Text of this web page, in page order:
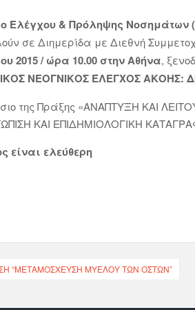
Ελέγχου & Πρόληψης
σε Διημερίδα με Διεθνή
2015 / ώρα 10.00 στην Αθήνα,
ΝΕΟΓΝΙΚΟΣ ΈΛΕΓΧΟΣ ΑΚΟΗΣ:
της Πράξης «ΑΝΑΠΤΥΞΗ ΚΑΙ
ΚΑΙ ΕΠΙΔΗΜΙΟΛΟΓΙΚΗ
είναι ελεύθερη
“ΜΕΤΑΜΌΣΧΕΥΣΗ ΜΥΕΛΟΎ ΤΩΝ ΟΣΤΏΝ”